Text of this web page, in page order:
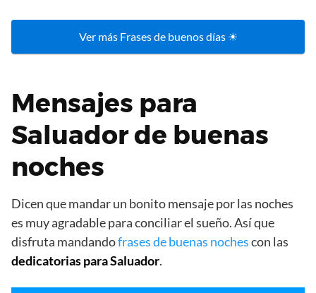
Ver más Frases de buenos días ☀
Mensajes para
Saluador de buenas
noches
Dicen que mandar un bonito mensaje por las noches
es muy agradable para conciliar el sueño. Así que
disfruta mandandofrases de buenas nochescon las
dedicatorias para Saluador.